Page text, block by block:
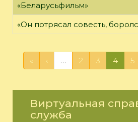
«Беларусьфильм»
«Он потрясал совесть,
« ‹ … 2 3 4 5
Виртуальная
служба